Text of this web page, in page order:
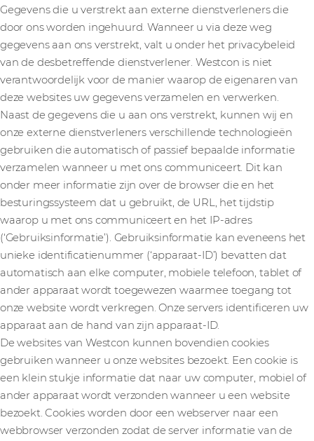
Gegevens die u verstrekt aan externe dienstverleners die
door ons worden ingehuurd. Wanneer u via deze weg
gegevens aan ons verstrekt, valt u onder het privacybeleid
van de desbetreffende dienstverlener. Westcon is niet
verantwoordelijk voor de manier waarop de eigenaren van
deze websites uw gegevens verzamelen en verwerken.
Naast de gegevens die u aan ons verstrekt, kunnen wij en
onze externe dienstverleners verschillende technologieën
gebruiken die automatisch of passief bepaalde informatie
verzamelen wanneer u met ons communiceert. Dit kan
onder meer informatie zijn over de browser die en het
besturingssysteem dat u gebruikt, de URL, het tijdstip
waarop u met ons communiceert en het IP-adres
(‘Gebruiksinformatie’). Gebruiksinformatie kan eveneens het
unieke identificatienummer (‘apparaat-ID’) bevatten dat
automatisch aan elke computer, mobiele telefoon, tablet of
ander apparaat wordt toegewezen waarmee toegang tot
onze website wordt verkregen. Onze servers identificeren uw
apparaat aan de hand van zijn apparaat-ID.
De websites van Westcon kunnen bovendien cookies
gebruiken wanneer u onze websites bezoekt. Een cookie is
een klein stukje informatie dat naar uw computer, mobiel of
ander apparaat wordt verzonden wanneer u een website
bezoekt. Cookies worden door een webserver naar een
webbrowser verzonden zodat de server informatie van de